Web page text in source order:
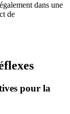
dans une
de
pour la